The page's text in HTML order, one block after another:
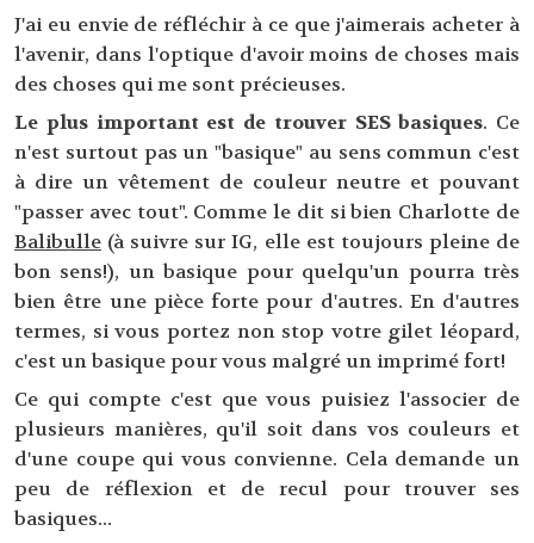
J'ai eu envie de réfléchir à ce que j'aimerais acheter à
l'avenir, dans l'optique d'avoir moins de choses mais
des choses qui me sont précieuses.
Le plus important est de trouver SES basiques. Ce
n'est surtout pas un "basique" au sens commun c'est
à dire un vêtement de couleur neutre et pouvant
"passer avec tout". Comme le dit si bien Charlotte de
Balibulle (à suivre sur IG, elle est toujours pleine de
bon sens!), un basique pour quelqu'un pourra très
bien être une pièce forte pour d'autres. En d'autres
termes, si vous portez non stop votre gilet léopard,
c'est un basique pour vous malgré un imprimé fort!
Ce qui compte c'est que vous puisiez l'associer de
plusieurs manières, qu'il soit dans vos couleurs et
d'une coupe qui vous convienne. Cela demande un
peu de réflexion et de recul pour trouver ses
basiques...